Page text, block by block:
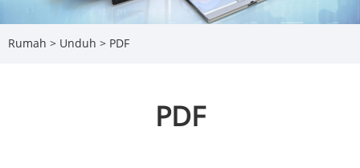
Rumah > Unduh > PDF
PDF